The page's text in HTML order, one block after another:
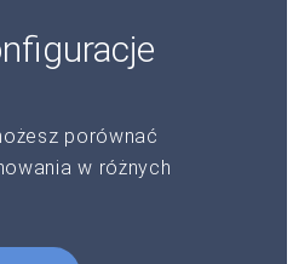
porównać
w różnych